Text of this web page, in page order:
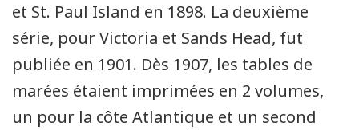
et St. Paul Island en 1898. La deuxième
série, pour Victoria et Sands Head, fut
publiée en 1901. Dès 1907, les tables de
marées étaient imprimées en 2 volumes,
un pour la côte Atlantique et un second